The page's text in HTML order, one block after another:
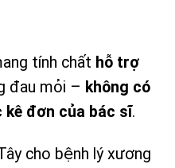
tính chất hỗ trợ
đau mỏi – không có
đơn của bác sĩ.
cho bệnh lý xương